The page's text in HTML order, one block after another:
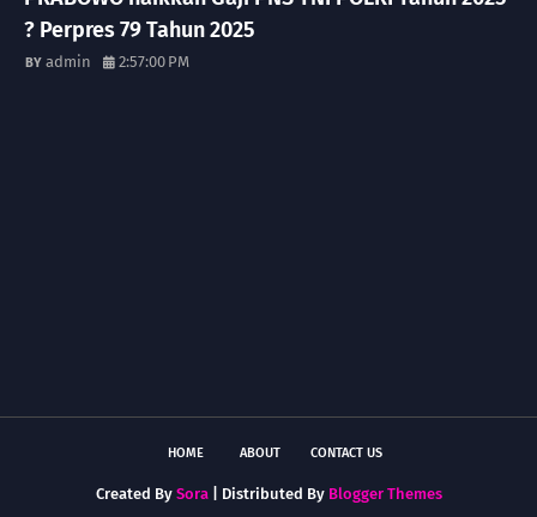
? Perpres 79 Tahun 2025
admin 2:57:00 PM
HOME ABOUT CONTACT US
Created By Sora| Distributed By Blogger Themes